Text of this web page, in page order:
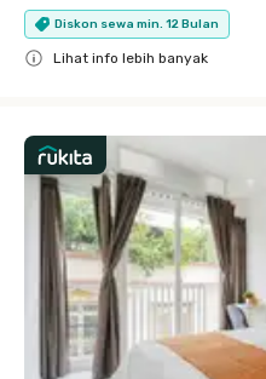
Diskon sewa min. 12 Bulan
Lihat info lebih banyak